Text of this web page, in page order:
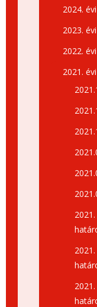
2024.
2023.
2022.
2021.